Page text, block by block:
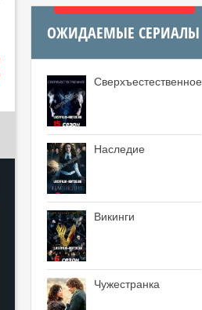
ОЖИДАЕМЫЕ СЕРИАЛЫ
Сверхъестественное
Наследие
Викинги
Чужестранка